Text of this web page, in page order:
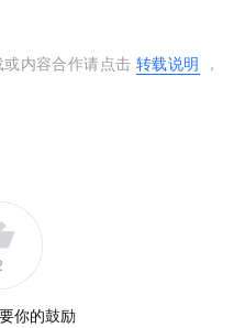
或内容合作请点击 转载说明 ，
你的鼓励